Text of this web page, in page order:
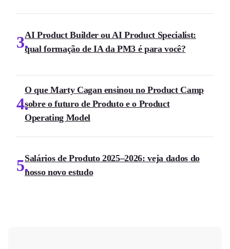
3AI Product Builder ou AI Product Specialist:
qual formação de IA da PM3 é para você?
4
O que Marty Cagan ensinou no Product Camp
sobre o futuro de Produto e o Product
Operating Model
5Salários de Produto 2025–2026: veja dados do
nosso novo estudo